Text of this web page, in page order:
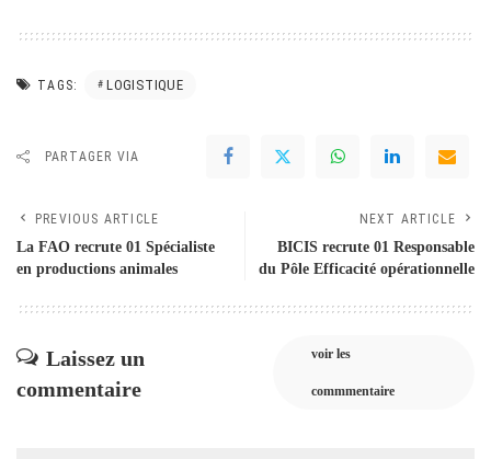
TAGS: LOGISTIQUE
PARTAGER VIA
PREVIOUS ARTICLE
La FAO recrute 01 Spécialiste
en productions animales
NEXT ARTICLE
BICIS recrute 01 Responsable
du Pôle Efficacité opérationnelle
Laissez un
commentaire
voir les
commmentaire